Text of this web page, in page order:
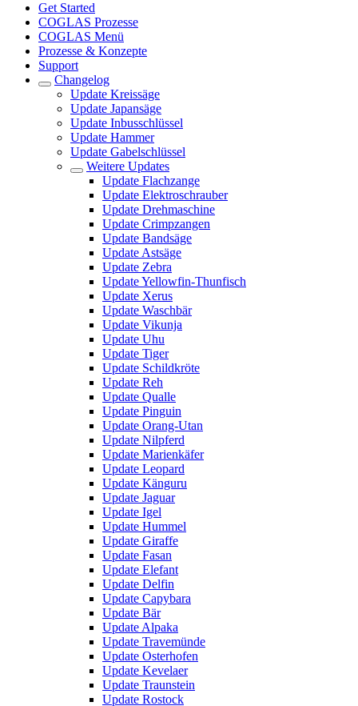
Get Started
COGLAS Prozesse
COGLAS Menü
Prozesse & Konzepte
Support
Changelog
Update Kreissäge
Update Japansäge
Update Inbusschlüssel
Update Hammer
Update Gabelschlüssel
Weitere Updates
Update Flachzange
Update Elektroschrauber
Update Drehmaschine
Update Crimpzangen
Update Bandsäge
Update Astsäge
Update Zebra
Update Yellowfin-Thunfisch
Update Xerus
Update Waschbär
Update Vikunja
Update Uhu
Update Tiger
Update Schildkröte
Update Reh
Update Qualle
Update Pinguin
Update Orang-Utan
Update Nilpferd
Update Marienkäfer
Update Leopard
Update Känguru
Update Jaguar
Update Igel
Update Hummel
Update Giraffe
Update Fasan
Update Elefant
Update Delfin
Update Capybara
Update Bär
Update Alpaka
Update Travemünde
Update Osterhofen
Update Kevelaer
Update Traunstein
Update Rostock